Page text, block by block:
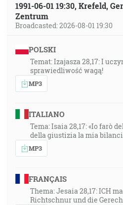
1991-06-01 19:30, Krefeld,
Zentrum
Broadcasted: 2026-08-01 19:30
POLSKI
Temat: Izajasza 28,17: I
sprawiedliwość wagą!
MP3
ITALIANO
Tema: Isaia 28,17: «Io farò
della giustizia la mia
MP3
FRANÇAIS
Thema: Jesaia 28,17: ICH
Richtschnur und die